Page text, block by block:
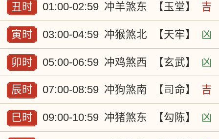
丑时 01:00-02:59 冲羊煞东 【玉堂】 吉
寅时 03:00-04:59 冲猴煞北 【天牢】 凶
卯时 05:00-06:59 冲鸡煞西 【玄武】 凶
辰时 07:00-08:59 冲狗煞南 【司命】 吉
巳时 09:00-10:59 冲猪煞东 【勾陈】 凶